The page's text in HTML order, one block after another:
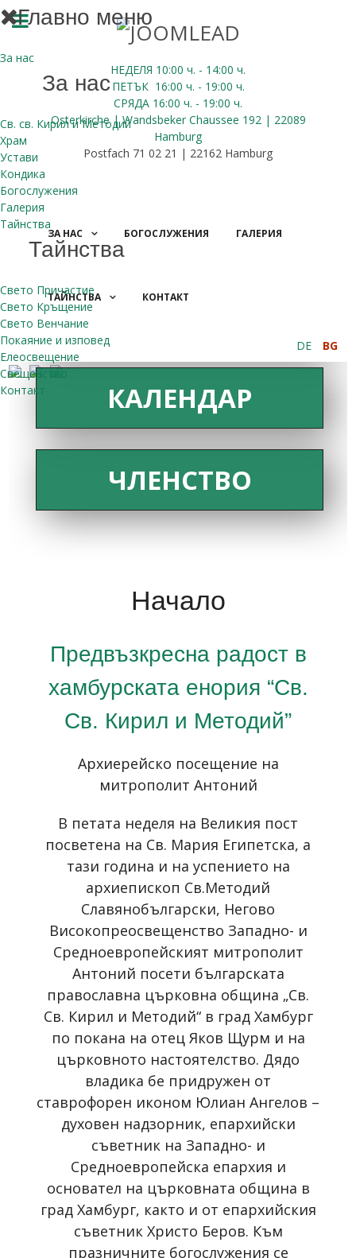
НЕДЕЛЯ 10:00 ч. - 14:00 ч.
ПЕТЪК 16:00 ч. - 19:00 ч.
СРЯДА 16:00 ч. - 19:00 ч.
Osterkirche | Wandsbeker Chaussee 192 | 22089
Hamburg
Postfach 71 02 21 | 22162 Hamburg
Главно меню
За нас
За нас
Св. св. Кирил и Методий
Храм
Устави
Кондика
Богослужения
Галерия
Тайнства
Тайнства
Свето Причастие
Свето Кръщение
Свето Венчание
Покаяние и изповед
Елеосвещение
Свещенство
Контакт
ЗА НАС БОГОСЛУЖЕНИЯ ГАЛЕРИЯ
ТАЙНСТВА КОНТАКТ
DE BG
КАЛЕНДАР
ЧЛЕНСТВО
Начало
Предвъзкресна радост в
хамбурската енория “Св.
Св. Кирил и Методий”
Архиерейско посещение на
митрополит Антоний
В петата неделя на Великия пост
посветена на Св. Мария Египетска, а
тази година и на успението на
архиепископ Св.Методий
Славянобългарски, Негово
Високопреосвещенство Западно- и
Средноевропейският митрополит
Антоний посети българската
православна църковна община „Св.
Св. Кирил и Методий“ в град Хамбург
по покана на отец Яков Щурм и на
църковното настоятелство. Дядо
владика бе придружен от
ставрофорен иконом Юлиан Ангелов –
духовен надзорник, епархийски
съветник на Западно- и
Средноевропейска епархия и
основател на църковната община в
град Хамбург, както и от епархийския
съветник Христо Беров. Към
празничните богослужения се